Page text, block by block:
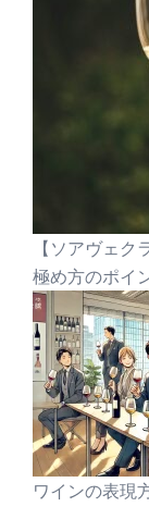
【ソアヴェ
極め方のポイ
ワインの表現